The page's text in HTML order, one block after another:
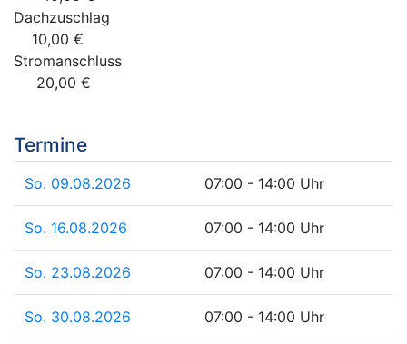
Dachzuschlag
10,00 €
Stromanschluss
20,00 €
Termine
So. 09.08.2026 07:00 - 14:00 Uhr
So. 16.08.2026 07:00 - 14:00 Uhr
So. 23.08.2026 07:00 - 14:00 Uhr
So. 30.08.2026 07:00 - 14:00 Uhr